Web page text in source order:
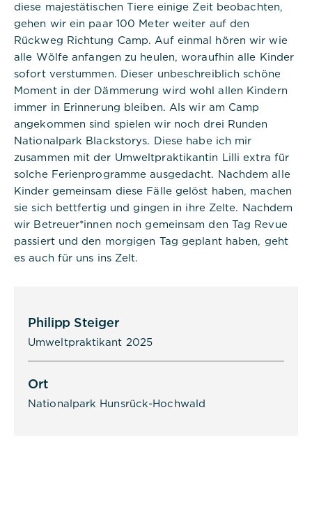
diese majestätischen Tiere einige Zeit beobachten,
gehen wir ein paar 100 Meter weiter auf den
Rückweg Richtung Camp. Auf einmal hören wir wie
alle Wölfe anfangen zu heulen, woraufhin alle Kinder
sofort verstummen. Dieser unbeschreiblich schöne
Moment in der Dämmerung wird wohl allen Kindern
immer in Erinnerung bleiben. Als wir am Camp
angekommen sind spielen wir noch drei Runden
Nationalpark Blackstorys. Diese habe ich mir
zusammen mit der Umweltpraktikantin Lilli extra für
solche Ferienprogramme ausgedacht. Nachdem alle
Kinder gemeinsam diese Fälle gelöst haben, machen
sie sich bettfertig und gingen in ihre Zelte. Nachdem
wir Betreuer*innen noch gemeinsam den Tag Revue
passiert und den morgigen Tag geplant haben, geht
es auch für uns ins Zelt.
Philipp Steiger
Umweltpraktikant 2025
Ort
Nationalpark Hunsrück-Hochwald
Anbieter:
Commerzbank Umweltpraktikum
Cookies:
Cookie Name:
dpconsentmanagement
Dauer:
1 Jahr
Beschreibung:
Das Cookie wird von DER PUNKT
Consent Management gesetzt und
wird verwendet, um zu speichern,
ob der Benutzer der Verwendung
von Cookies zugestimmt hat oder
nicht. Es werden keine